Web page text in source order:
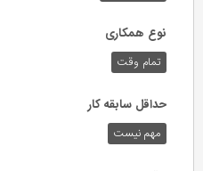
نوع همکاری
تمام وقت
حداقل سابقه کار
مهم نیست